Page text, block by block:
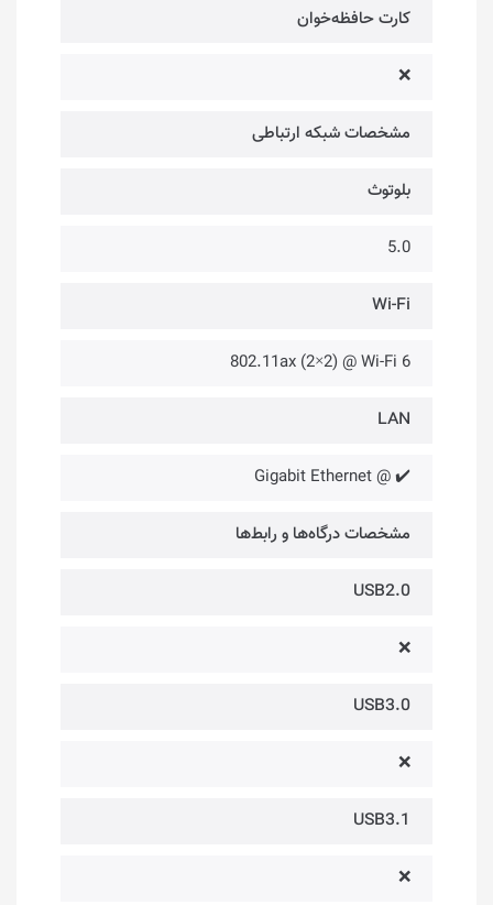
کارت حافظه‌خوان
❌
مشخصات شبکه ارتباطی
بلوتوث
5.0
Wi-Fi
802.11ax (2×2) @ Wi-Fi 6
LAN
✔️ @ Gigabit Ethernet
مشخصات درگاه‌ها و رابط‌ها
USB2.0
❌
USB3.0
❌
USB3.1
❌